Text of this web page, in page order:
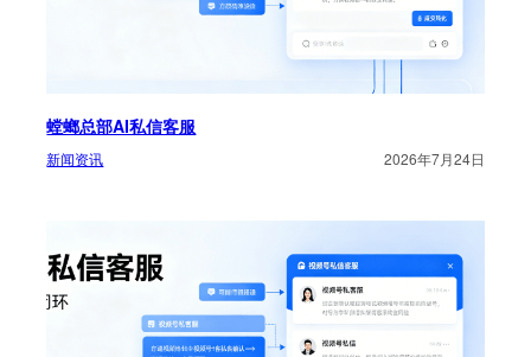
螳螂总部AI私信客服
新闻资讯 2026年7月24日